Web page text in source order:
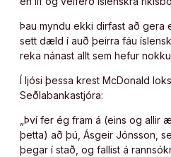
Þau myndu ekki dirfast að gera
sett dæld í auð þeirra fáu
reka nánast allt sem hefur
Í ljósi þessa krest McDonald
Seðlabankastjóra:
„Því fer ég fram á (eins og allir
þetta) að þú, Ásgeir Jónsson,
þegar í stað, og fallist á